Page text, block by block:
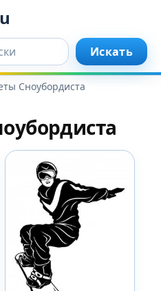
Искать
Сноубордиста